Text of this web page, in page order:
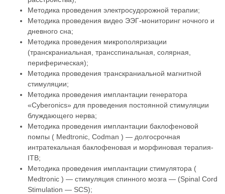
Методика проведения электросудорожной терапии;
Методика проведения видео ЭЭГ-мониторинг ночного и
дневного сна;
Методика проведения микрополяризации
(транскраниальная, трансспинальная, солярная,
периферическая);
Методика проведения транскраниальной магнитной
стимуляции;
Методика проведения имплантации генератора
«Cyberonics» для проведения постоянной стимуляции
блуждающего нерва;
Методика проведения имплантации баклофеновой
помпы ( Medtronic, Codman ) — долгосрочная
интратекальная баклофеновая и морфиновая терапия-
ITB;
Методика проведения имплантации стимулятора (
Medtronic ) — стимуляция спинного мозга — (Spinal Cord
Stimulation — SCS);